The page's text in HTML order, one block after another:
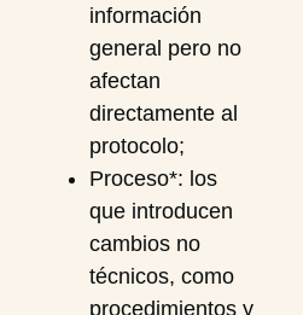
información
general pero no
afectan
directamente al
protocolo;
Proceso*: los
que introducen
cambios no
técnicos, como
procedimientos y